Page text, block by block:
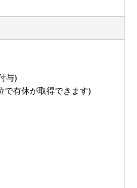
与)
で有休が取得できます)